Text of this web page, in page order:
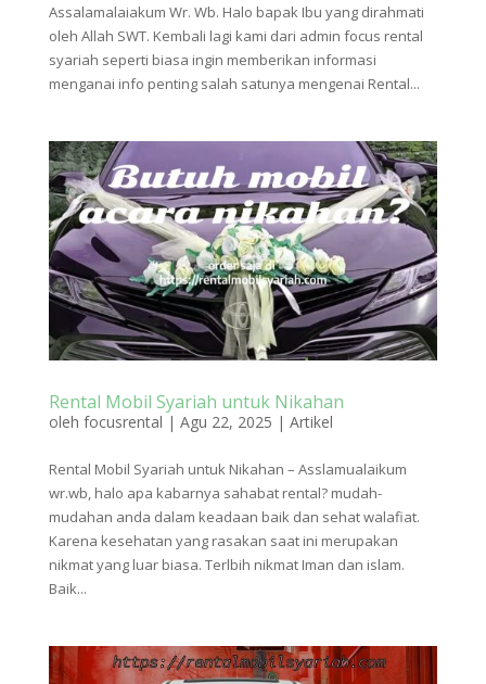
Assalamalaiakum Wr. Wb. Halo bapak Ibu yang dirahmati
oleh Allah SWT. Kembali lagi kami dari admin focus rental
syariah seperti biasa ingin memberikan informasi
menganai info penting salah satunya mengenai Rental...
Rental Mobil Syariah untuk Nikahan
oleh focusrental | Agu 22, 2025 | Artikel
Rental Mobil Syariah untuk Nikahan – Asslamualaikum
wr.wb, halo apa kabarnya sahabat rental? mudah-
mudahan anda dalam keadaan baik dan sehat walafiat.
Karena kesehatan yang rasakan saat ini merupakan
nikmat yang luar biasa. Terlbih nikmat Iman dan islam.
Baik...